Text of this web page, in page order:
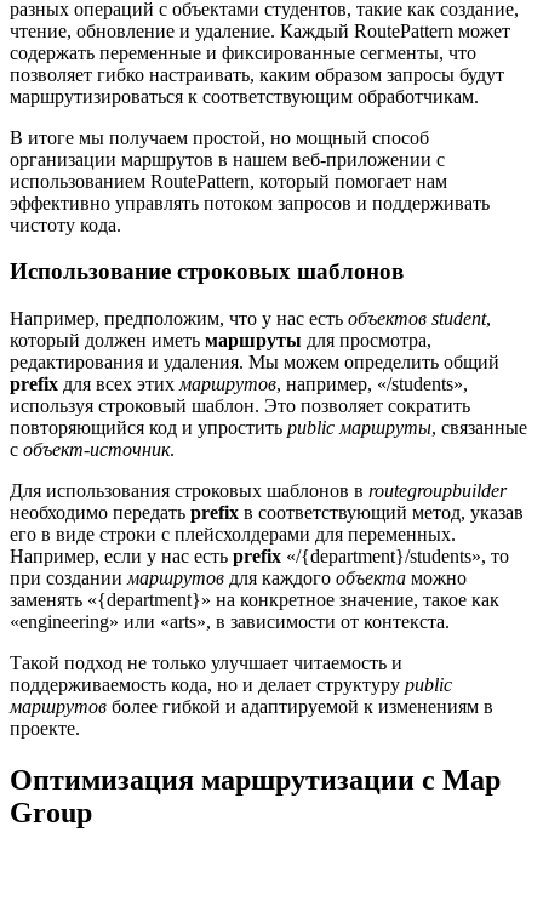
разных операций с объектами студентов, такие как создание,
чтение, обновление и удаление. Каждый RoutePattern может
содержать переменные и фиксированные сегменты, что
позволяет гибко настраивать, каким образом запросы будут
маршрутизироваться к соответствующим обработчикам.
В итоге мы получаем простой, но мощный способ
организации маршрутов в нашем веб-приложении с
использованием RoutePattern, который помогает нам
эффективно управлять потоком запросов и поддерживать
чистоту кода.
Использование строковых шаблонов
Например, предположим, что у нас есть объектов student,
который должен иметь маршруты для просмотра,
редактирования и удаления. Мы можем определить общий
prefix для всех этих маршрутов, например, «/students»,
используя строковый шаблон. Это позволяет сократить
повторяющийся код и упростить public маршруты, связанные
с объект-источник.
Для использования строковых шаблонов в routegroupbuilder
необходимо передать prefix в соответствующий метод, указав
его в виде строки с плейсхолдерами для переменных.
Например, если у нас есть prefix «/{department}/students», то
при создании маршрутов для каждого объекта можно
заменять «{department}» на конкретное значение, такое как
«engineering» или «arts», в зависимости от контекста.
Такой подход не только улучшает читаемость и
поддерживаемость кода, но и делает структуру public
маршрутов более гибкой и адаптируемой к изменениям в
проекте.
Оптимизация маршрутизации с Map
Group